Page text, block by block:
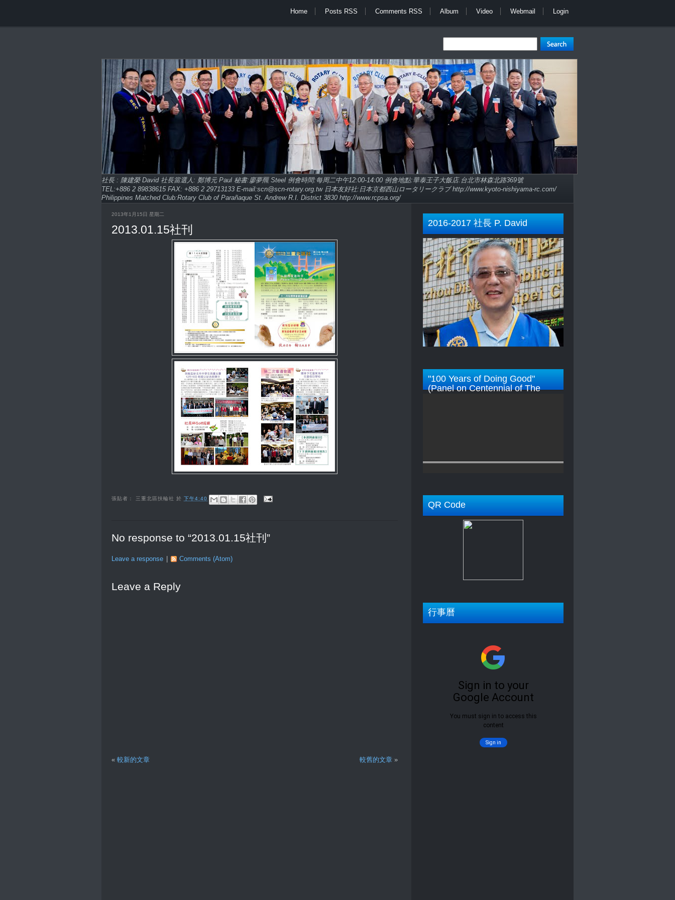
Home Posts RSS Comments RSS Album Video Webmail Login
社長 : 陳建榮 David 社長當選人: 鄭博元 Paul 秘書:廖夢羆 Steel 例會時間:每周二中午12:00-14:00 例會地點:華泰王子大飯店.台北市林森北路369號
TEL:+886 2 89838615 FAX: +886 2 29713133 E-mail:scn@scn-rotary.org.tw 日本友好社:日本京都西山ロータリークラブ http://www.kyoto-nishiyama-rc.com/
Philippines Matched Club:Rotary Club of Parañaque St. Andrew R.I. District 3830 http://www.rcpsa.org/
2013年1月15日 星期二
2013.01.15社刊
張貼者： 三重北區扶輪社 於下午4:40
No response to “2013.01.15社刊”
Leave a response Comments (Atom)
Leave a Reply
« 較新的文章 較舊的文章 »
2016-2017 社長 P. David
"100 Years of Doing Good"
(Panel on Centennial of The
QR Code
行事曆